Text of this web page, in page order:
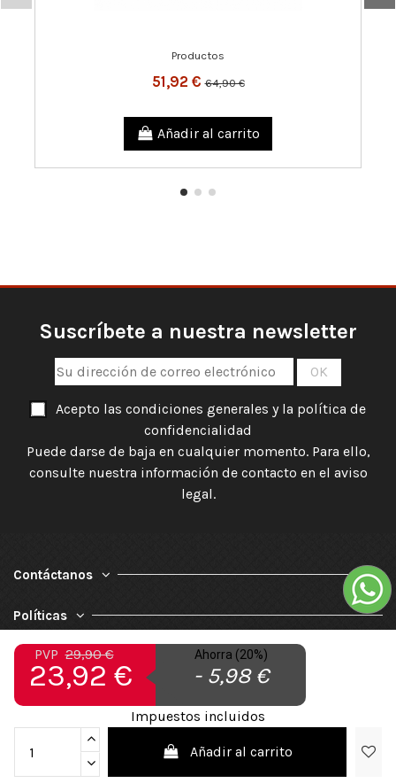
PVP29,90 €
23,92 €
Ahorra (20%)
- 5,98 €
Impuestos incluidos
Añadir al carrito
Productos
51,92 €64,90 €
Añadir al carrito
Suscríbete a nuestra newsletter
Acepto las condiciones generales y la política de
confidencialidad
Puede darse de baja en cualquier momento. Para ello,
consulte nuestra información de contacto en el aviso
legal.
Contáctanos
Políticas
Nuestra Empresa